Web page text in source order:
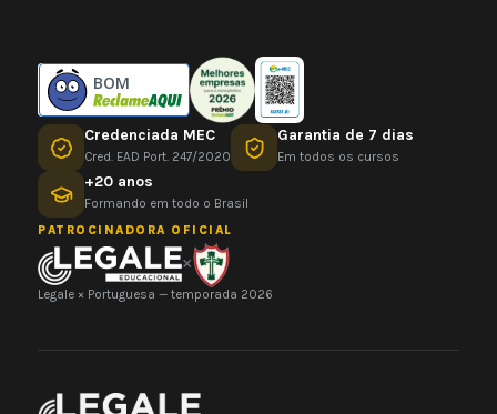
BOM
Credenciada MEC
Cred. EAD Port. 247/2020
Garantia de 7 dias
Em todos os cursos
+20 anos
Formando em todo o Brasil
PATROCINADORA OFICIAL
×
Legale × Portuguesa — temporada 2026